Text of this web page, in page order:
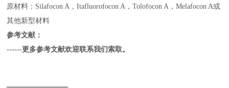
原材料：Silafocon A，Itafluorofocon A，Tolofocon A，Melafocon A或
其他新型材料
参考文献：
------更多参考文献欢迎联系我们索取。